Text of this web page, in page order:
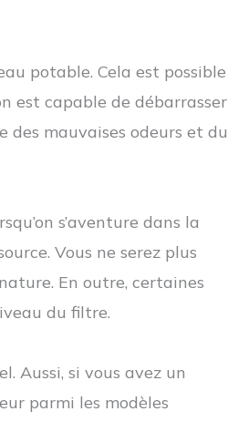
potable. Cela est possible
est capable de débarrasser
des mauvaises odeurs et du
s’aventure dans la
Vous ne serez plus
En outre, certaines
du filtre.
Aussi, si vous avez un
parmi les modèles